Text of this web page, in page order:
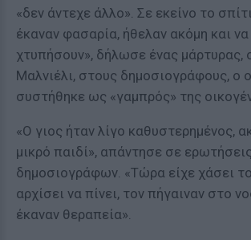
«δεν άντεχε άλλο». Σε εκείνο το
έκαναν φασαρία, ήθελαν ακόμη και
χτυπήσουν», δήλωσε ένας μάρτυρας,
Μαλνιέλι, στους δημοσιογράφους, ο
συστήθηκε ως «γαμπρός» της
«Ο γιος ήταν λίγο καθυστερημένος,
μικρό παιδί», απάντησε σε ερωτήσεις
δημοσιογράφων. «Τώρα είχε χάσει
αρχίσει να πίνει, τον πήγαιναν στο
έκαναν θεραπεία».